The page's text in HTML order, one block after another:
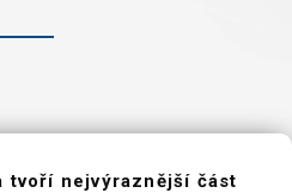
tvoří nejvýraznější část